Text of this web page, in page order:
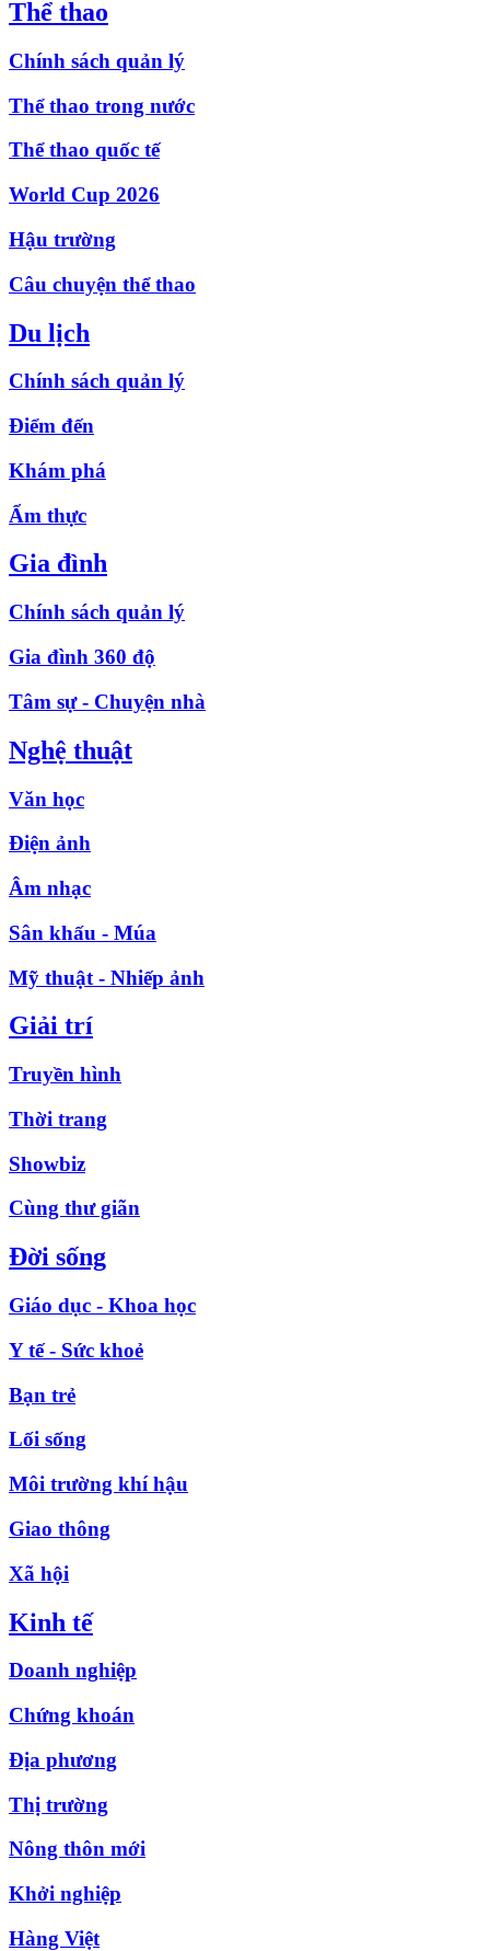
Thể thao
Chính sách quản lý
Thể thao trong nước
Thể thao quốc tế
World Cup 2026
Hậu trường
Câu chuyện thể thao
Du lịch
Chính sách quản lý
Điểm đến
Khám phá
Ẩm thực
Gia đình
Chính sách quản lý
Gia đình 360 độ
Tâm sự - Chuyện nhà
Nghệ thuật
Văn học
Điện ảnh
Âm nhạc
Sân khấu - Múa
Mỹ thuật - Nhiếp ảnh
Giải trí
Truyền hình
Thời trang
Showbiz
Cùng thư giãn
Đời sống
Giáo dục - Khoa học
Y tế - Sức khoẻ
Bạn trẻ
Lối sống
Môi trường khí hậu
Giao thông
Xã hội
Kinh tế
Doanh nghiệp
Chứng khoán
Địa phương
Thị trường
Nông thôn mới
Khởi nghiệp
Hàng Việt